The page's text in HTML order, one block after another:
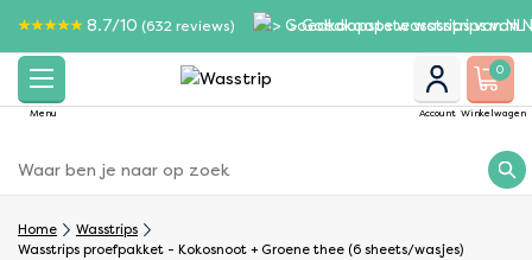
8.7/10 (632 reviews) > Goedkoopste wasstrips van
Menu Account
0
Winkelwagen
Home
Wasstrips
Wasstrips proefpakket - Kokosnoot + Groene thee (6 sheets/wasjes)